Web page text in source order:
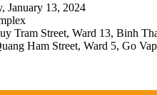
January 13, 2024
Tram Street, Ward 13, Binh
Ham Street, Ward 5, Go